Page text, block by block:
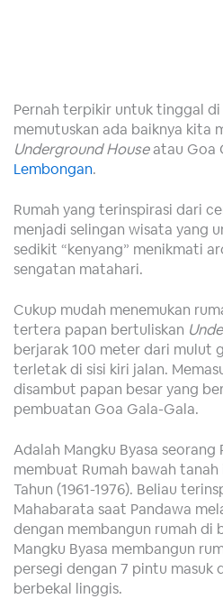
Pernah terpikir untuk tinggal
memutuskan ada baiknya kita
Underground Houseatau Goa
Lembongan.
Rumah yang terinspirasi dari
menjadi selingan wisata yang
sedikit “kenyang” menikmati
sengatan matahari.
Cukup mudah menemukan
tertera papan bertuliskan
berjarak 100 meter dari mulut
terletak di sisi kiri jalan.
disambut papan besar yang
pembuatan Goa Gala-Gala.
Adalah Mangku Byasa seorang
membuat Rumah bawah
Tahun (1961-1976). Beliau
Mahabarata saat Pandawa
dengan membangun rumah di
Mangku Byasa membangun
persegi dengan 7 pintu masuk
berbekal linggis.